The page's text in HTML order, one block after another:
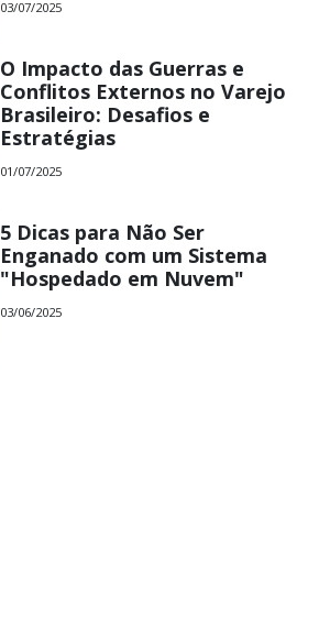
03/07/2025
O Impacto das Guerras e
Conflitos Externos no Varejo
Brasileiro: Desafios e
Estratégias
01/07/2025
5 Dicas para Não Ser
Enganado com um Sistema
"Hospedado em Nuvem"
03/06/2025